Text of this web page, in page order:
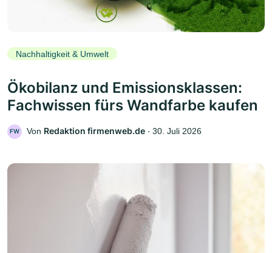
Nachhaltigkeit & Umwelt
Ökobilanz und Emissionsklassen:
Fachwissen fürs Wandfarbe kaufen
FW Von Redaktion firmenweb.de ‧ 30. Juli 2026